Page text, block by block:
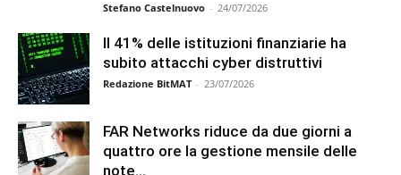
Stefano Castelnuovo - 24/07/2026
Il 41% delle istituzioni finanziarie ha
subito attacchi cyber distruttivi
Redazione BitMAT - 23/07/2026
FAR Networks riduce da due giorni a
quattro ore la gestione mensile delle
note...